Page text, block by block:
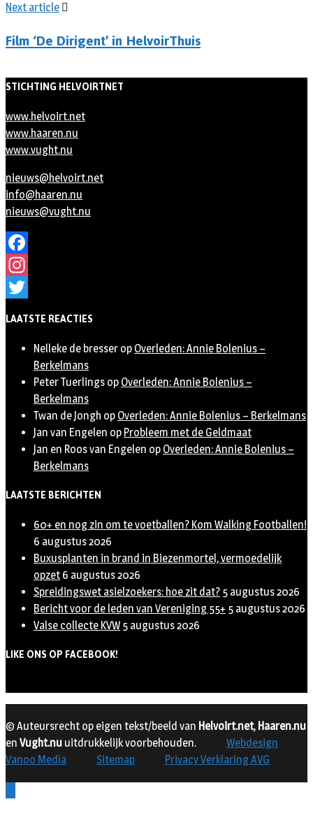
Next article
Film ‘De Dirigent’ in HelvoirThuis
STICHTING HELVOIRTNET
www.helvoirt.net
www.haaren.nu
www.vught.nu
nieuws@helvoirt.net
info@haaren.nu
nieuws@vught.nu
Facebook
Instagram
LAATSTE REACTIES
Nelleke de bresser op Overleden: Annie Bolenius –
Berkelmans
Peter Tuerlings op Overleden: Annie Bolenius –
Berkelmans
Twan de Jongh op Overleden: Annie Bolenius – Berkelmans
Jan van Engelen op Probleem met de Geldmaat
Jan en Roos van Engelen op Overleden: Annie Bolenius –
Berkelmans
LAATSTE BERICHTEN
60+ en nog zin om te voetballen? Kom Walking Footballen!
6 augustus 2026
Buxusplanten in brand in Biezenmortel, vermoedelijk
opzet 6 augustus 2026
Spreidingswet asielzoekers: hoe zit dat? 5 augustus 2026
Bericht voor de leden van Vereniging 55+ 5 augustus 2026
Valse collecte KVW 5 augustus 2026
LIKE ONS OP FACEBOOK!
© Auteursrecht op eigen tekst/beeld van Helvoirt.net, Haaren.nu
en Vught.nu uitdrukkelijk voorbehouden.
Webdesign
Vanoo Media
Sitemap Privacy Verklaring AVG